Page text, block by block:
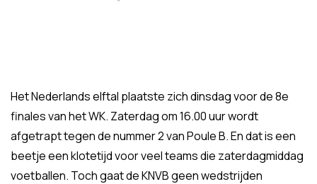
Het Nederlands elftal plaatste zich dinsdag voor de 8e
finales van het WK. Zaterdag om 16.00 uur wordt
afgetrapt tegen de nummer 2 van Poule B. En dat is een
beetje een klotetijd voor veel teams die zaterdagmiddag
voetballen. Toch gaat de KNVB geen wedstrijden